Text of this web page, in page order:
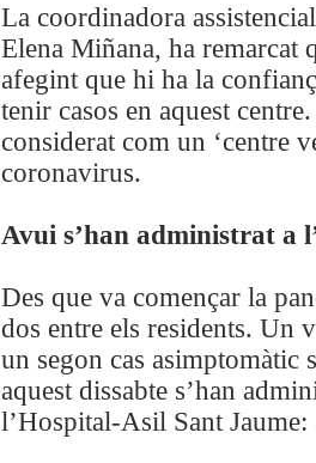
La coordinadora
Elena Miñana, ha remarcat
afegint que hi ha la
tenir casos en aquest
considerat com un ‘centre
coronavirus.
Avui s’han administrat a
Des que va començar la
dos entre els residents. Un
un segon cas asimptomàtic
aquest dissabte s’han
l’Hospital-Asil Sant